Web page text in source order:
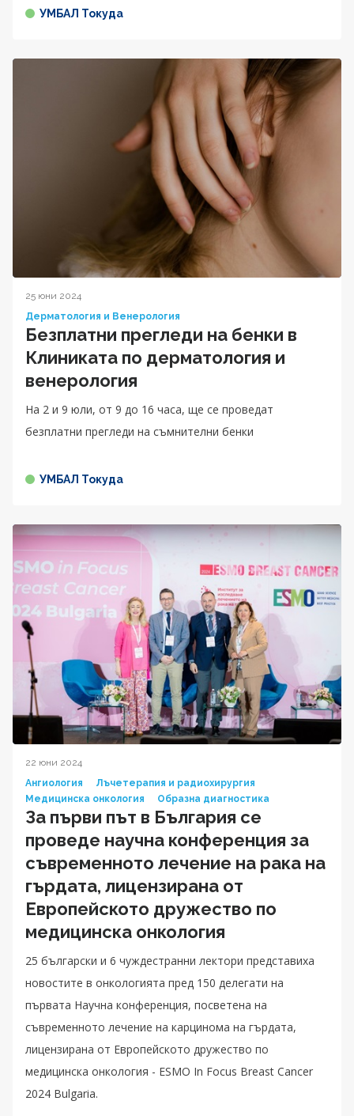
УМБАЛ Токуда
25 юни 2024
Дерматология и Венерология
Безплатни прегледи на бенки в
Клиниката по дерматология и
венерология
На 2 и 9 юли, от 9 до 16 часа, ще се проведат
безплатни прегледи на съмнителни бенки
УМБАЛ Токуда
22 юни 2024
Ангиология
Лъчетерапия и радиохирургия
Медицинска онкология
Образна диагностика
За първи път в България се
проведе научна конференция за
съвременното лечение на рака на
гърдата, лицензирана от
Европейското дружество по
медицинска онкология
25 български и 6 чуждестранни лектори представиха
новостите в онкологията пред 150 делегати на
първата Научна конференция, посветена на
съвременното лечение на карцинома на гърдата,
лицензирана от Европейското дружество по
медицинска онкология - ESMO In Focus Breast Cancer
2024 Bulgaria.